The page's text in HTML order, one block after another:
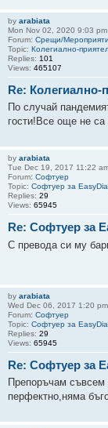
by arabiata
Mon Nov 02, 2020 9:03 pm
Forum: Срещи/
Topic: Колегиално-
Replies: 101
Views: 465107
Re: Колегиално-
По случай
гости!Все още не са
by arabiata
Tue Dec 19, 2017 11:22
Forum: Софтуер
Topic: Софтуер за
Replies: 29
Views: 65945
Re: Софтуер за
С превода си му
by arabiata
Wed Dec 06, 2017 1:20 pm
Forum: Софтуер
Topic: Софтуер за
Replies: 29
Views: 65945
Re: Софтуер за
Препоръчам съвсем
перфектно,няма